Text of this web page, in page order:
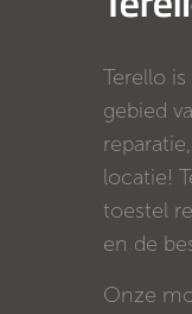
Terello
gebied
locatie!
toestel
en de
Onze